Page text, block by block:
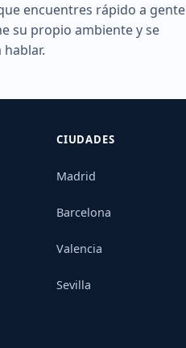
encuentres rápido a gente
su propio ambiente y se
CIUDADES
Madrid
Barcelona
Valencia
Sevilla